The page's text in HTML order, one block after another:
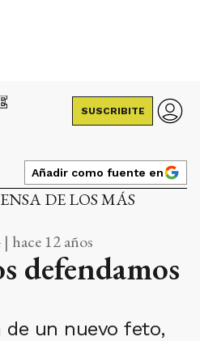
SUSCRIBITE
Añadir como fuente en
DE LOS MÁS
hace 12 años
defendamos
un nuevo feto,